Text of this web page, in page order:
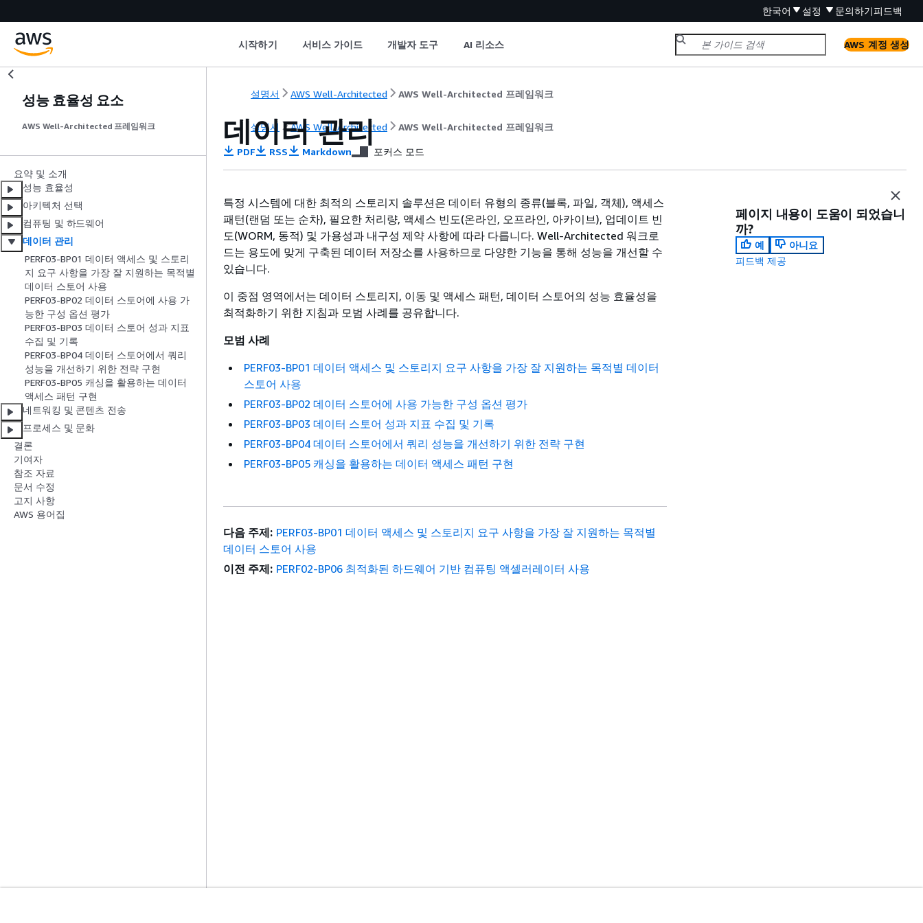
한국어 설정 문의하기피드백
시작하기 서비스 가이드 개발자 도구 AI 리소스 AWS 계정 생성
성능 효율성 요소
AWS Well-Architected 프레임워크
요약 및 소개
성능 효율성
아키텍처 선택
컴퓨팅 및 하드웨어
데이터 관리
PERF03-BP01 데이터 액세스 및 스토리
지 요구 사항을 가장 잘 지원하는 목적별
데이터 스토어 사용
PERF03-BP02 데이터 스토어에 사용 가
능한 구성 옵션 평가
PERF03-BP03 데이터 스토어 성과 지표
수집 및 기록
PERF03-BP04 데이터 스토어에서 쿼리
성능을 개선하기 위한 전략 구현
PERF03-BP05 캐싱을 활용하는 데이터
액세스 패턴 구현
네트워킹 및 콘텐츠 전송
프로세스 및 문화
결론
기여자
참조 자료
문서 수정
고지 사항
AWS 용어집
설명서 AWS Well-Architected AWS Well-Architected 프레임워크
설명서 AWS Well-Architected AWS Well-Architected 프레임워크
데이터 관리
PDF RSS Markdown 포커스 모드
특정 시스템에 대한 최적의 스토리지 솔루션은 데이터 유형의 종류(블록, 파일, 객체), 액세스
패턴(랜덤 또는 순차), 필요한 처리량, 액세스 빈도(온라인, 오프라인, 아카이브), 업데이트 빈
도(WORM, 동적) 및 가용성과 내구성 제약 사항에 따라 다릅니다. Well-Architected 워크로
드는 용도에 맞게 구축된 데이터 저장소를 사용하므로 다양한 기능을 통해 성능을 개선할 수
있습니다.
이 중점 영역에서는 데이터 스토리지, 이동 및 액세스 패턴, 데이터 스토어의 성능 효율성을
최적화하기 위한 지침과 모범 사례를 공유합니다.
모범 사례
PERF03-BP01 데이터 액세스 및 스토리지 요구 사항을 가장 잘 지원하는 목적별 데이터
스토어 사용
PERF03-BP02 데이터 스토어에 사용 가능한 구성 옵션 평가
PERF03-BP03 데이터 스토어 성과 지표 수집 및 기록
PERF03-BP04 데이터 스토어에서 쿼리 성능을 개선하기 위한 전략 구현
PERF03-BP05 캐싱을 활용하는 데이터 액세스 패턴 구현
페이지 내용이 도움이 되었습니
까?
예
아니요
피드백 제공
다음 주제: PERF03-BP01 데이터 액세스 및 스토리지 요구 사항을 가장 잘 지원하는 목적별
데이터 스토어 사용
이전 주제: PERF02-BP06 최적화된 하드웨어 기반 컴퓨팅 액셀러레이터 사용